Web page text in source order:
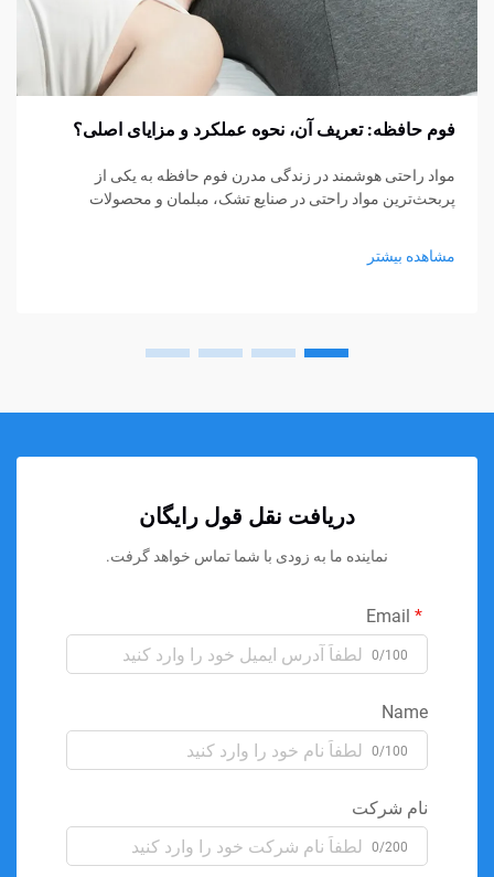
فوم حافظه: تعریف آن، نحوه عملکرد و مزایای اصلی؟
مواد راحتی هوشمند در زندگی مدرن فوم حافظه به یکی از
پربحث‌ترین مواد راحتی در صنایع تشک، مبلمان و محصولات
مشاهده بیشتر
دریافت نقل قول رایگان
نماینده ما به زودی با شما تماس خواهد گرفت.
0/100
Name
0/100
نام شرکت
0/200